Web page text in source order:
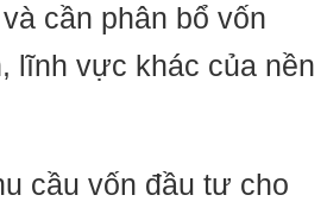
cần phân bổ vốn
lĩnh vực khác của nền
cầu vốn đầu tư cho